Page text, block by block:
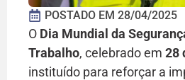
POSTADO EM 28/04/2025
O Dia Mundial da
Trabalho, celebrado em 28
instituído para reforçar a